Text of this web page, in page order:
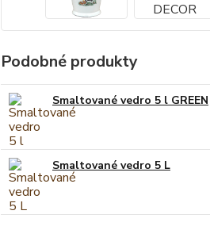
Podobné produkty
Smaltované vedro 5 l GREEN
Smaltované vedro 5 L